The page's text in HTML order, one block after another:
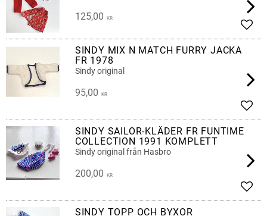
125,00 KR
SINDY MIX N MATCH FURRY JACKA
FR 1978
Sindy original
95,00 KR
SINDY SAILOR-KLÄDER FR FUNTIME
COLLECTION 1991 KOMPLETT
Sindy original från Hasbro
200,00 KR
SINDY TOPP OCH BYXOR